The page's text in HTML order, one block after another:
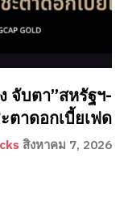
จับตา”สหรัฐฯ-
ตาดอกเบี้ยเฟด
สิงหาคม 7, 2026